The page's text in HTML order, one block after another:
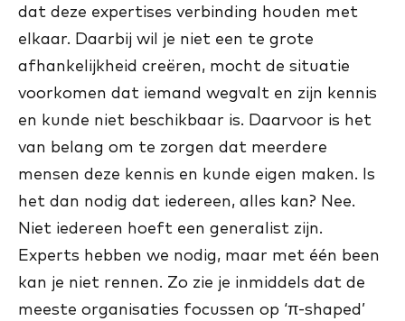
dat deze expertises verbinding houden met
elkaar. Daarbij wil je niet een te grote
afhankelijkheid creëren, mocht de situatie
voorkomen dat iemand wegvalt en zijn kennis
en kunde niet beschikbaar is. Daarvoor is het
van belang om te zorgen dat meerdere
mensen deze kennis en kunde eigen maken. Is
het dan nodig dat iedereen, alles kan? Nee.
Niet iedereen hoeft een generalist zijn.
Experts hebben we nodig, maar met één been
kan je niet rennen. Zo zie je inmiddels dat de
meeste organisaties focussen op ‘π-shaped’